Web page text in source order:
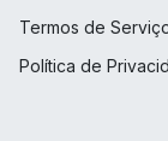
Termos de
Política de